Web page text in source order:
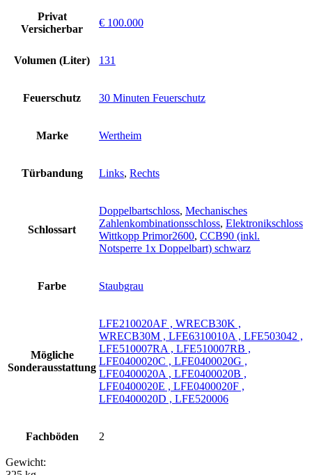
Privat
Versicherbar
€ 100.000
Volumen (Liter) 131
Feuerschutz 30 Minuten Feuerschutz
Marke Wertheim
Türbandung Links, Rechts
Schlossart
Doppelbartschloss, Mechanisches
Zahlenkombinationsschloss, Elektronikschloss
Wittkopp Primor2600, CCB90 (inkl.
Notsperre 1x Doppelbart) schwarz
Farbe Staubgrau
Mögliche
Sonderausstattung
LFE210020AF , WRECB30K ,
WRECB30M , LFE6310010A , LFE503042 ,
LFE510007RA , LFE510007RB ,
LFE0400020C , LFE0400020G ,
LFE0400020A , LFE0400020B ,
LFE0400020E , LFE0400020F ,
LFE0400020D , LFE520006
Fachböden 2
Gewicht: